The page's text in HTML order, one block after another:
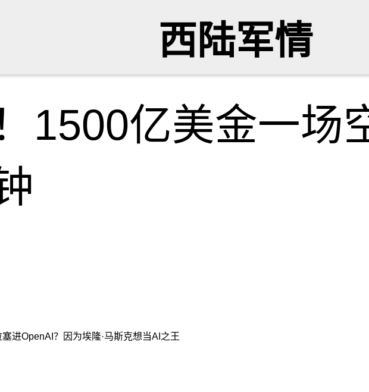
西陆军情
1500亿美金一场
进OpenAI？因为埃隆·马斯克想当AI之王